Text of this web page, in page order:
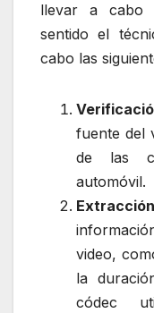
llevar a cabo
sentido el
cabo las
fuente del
de las
automóvil.
video,
la
códec